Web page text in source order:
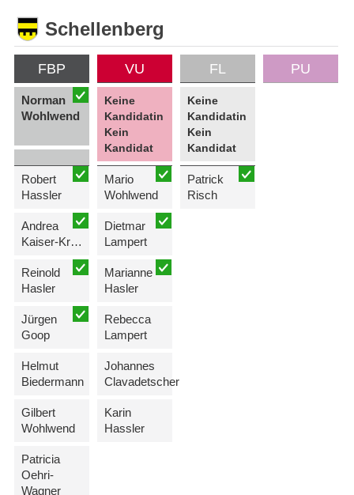
Schellenberg
FBP
Norman
Wohlwend
Robert
Hassler
Andrea
Kaiser-Kreuzer
Reinold
Hasler
Jürgen
Goop
Helmut
Biedermann
Gilbert
Wohlwend
Patricia
Oehri-
Wagner
VU
Keine
Kandidatin
Kein
Kandidat
Mario
Wohlwend
Dietmar
Lampert
Marianne
Hasler
Rebecca
Lampert
Johannes
Clavadetscher
Karin
Hassler
FL
Keine
Kandidatin
Kein
Kandidat
Patrick
Risch
PU